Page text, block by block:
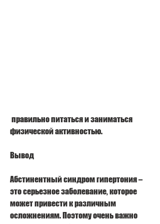
физической активностью.
Вывод
Абстинентный синдром гипертония –
это серьезное заболевание, которое
может привести к различным
осложнениям. Поэтому очень важно